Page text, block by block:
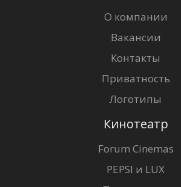
О компании
Вакансии
Контакты
Приватность
Логотипы
Кинотеатр
Forum Cinemas
PEPSI и LUX